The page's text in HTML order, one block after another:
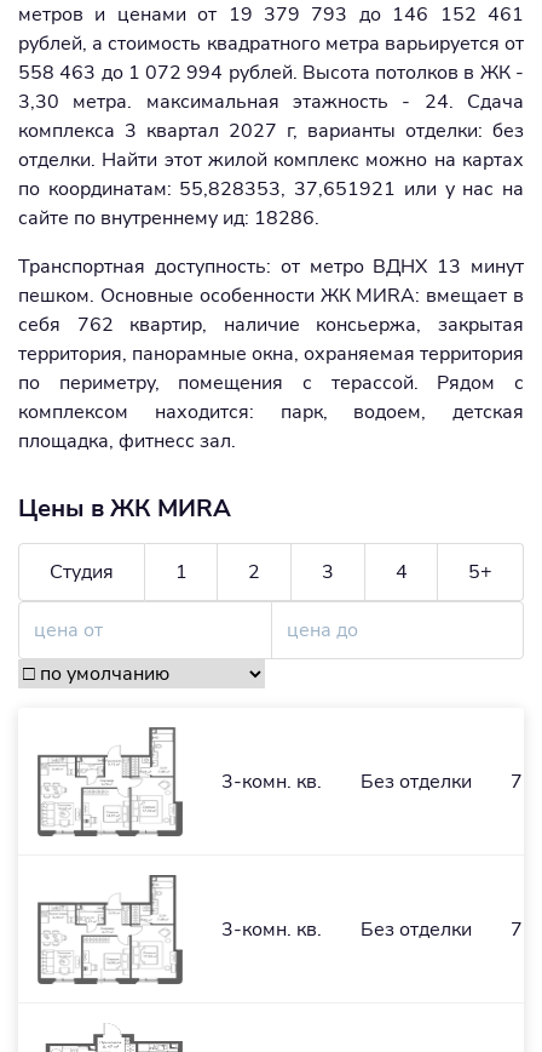
метров и ценами от 19 379 793 до 146 152 461
рублей, а стоимость квадратного метра варьируется от
558 463 до 1 072 994 рублей. Высота потолков в ЖК -
3,30 метра. максимальная этажность - 24. Сдача
комплекса 3 квартал 2027 г, варианты отделки: без
отделки. Найти этот жилой комплекс можно на картах
по координатам: 55,828353, 37,651921 или у нас на
сайте по внутреннему ид: 18286.
Транспортная доступность: от метро ВДНХ 13 минут
пешком. Основные особенности ЖК MИRA: вмещает в
себя 762 квартир, наличие консьержа, закрытая
территория, панорамные окна, охраняемая территория
по периметру, помещения с терассой. Рядом с
комплексом находится: парк, водоем, детская
площадка, фитнесс зал.
Цены в ЖК MИRA
Студия 1 2 3 4 5+
3-комн. кв. Без отделки
3-комн. кв. Без отделки